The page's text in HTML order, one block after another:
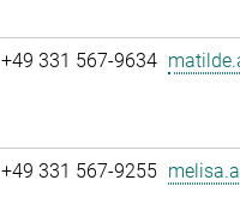
+49 331 567-9634
+49 331 567-9255